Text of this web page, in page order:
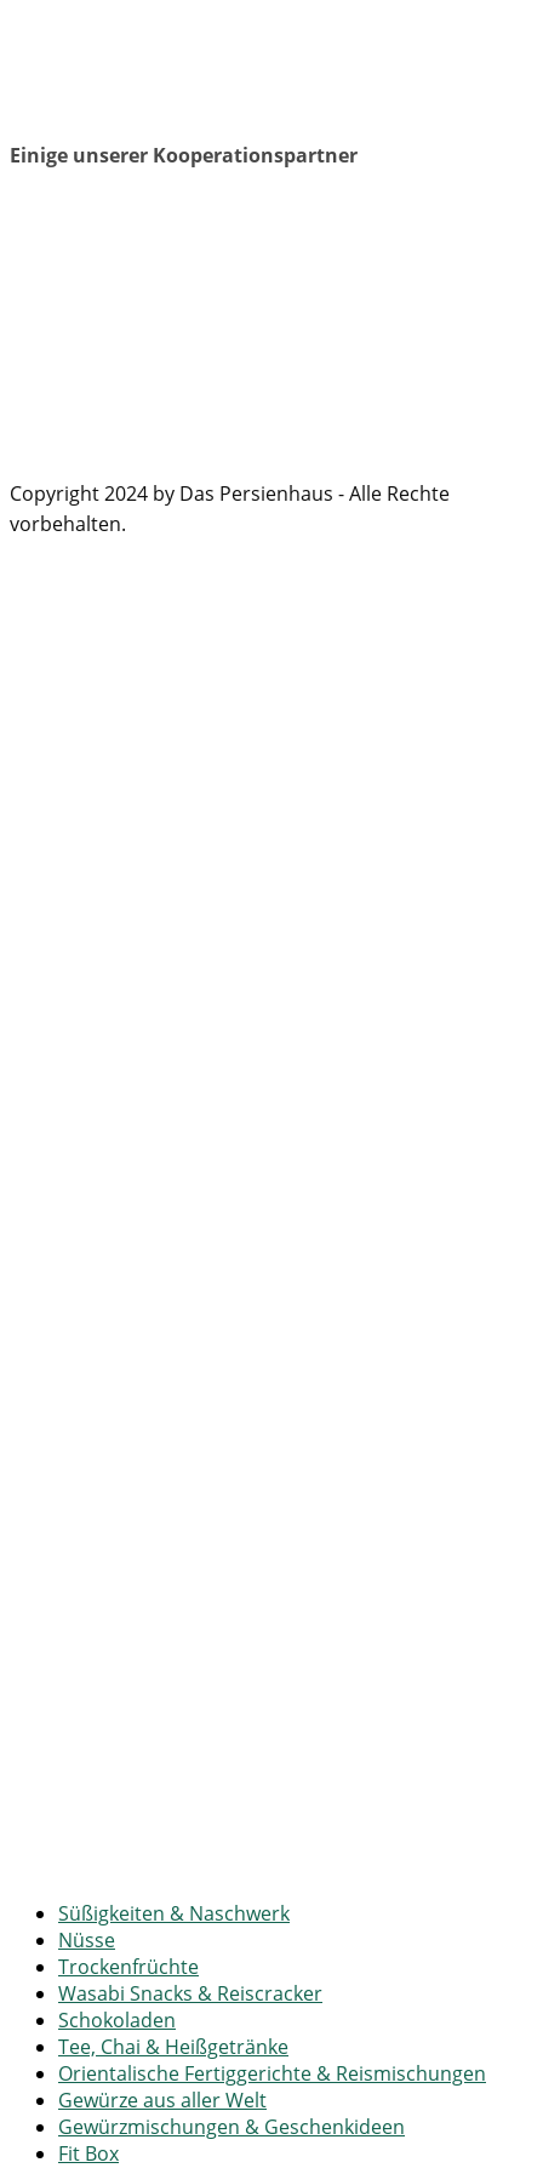
Einige unserer Kooperationspartner
Copyright 2024 by Das Persienhaus - Alle Rechte
vorbehalten.
Süßigkeiten & Naschwerk
Nüsse
Trockenfrüchte
Wasabi Snacks & Reiscracker
Schokoladen
Tee, Chai & Heißgetränke
Orientalische Fertiggerichte & Reismischungen
Gewürze aus aller Welt
Gewürzmischungen & Geschenkideen
Fit Box